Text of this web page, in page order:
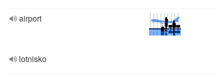
airport
lotnisko